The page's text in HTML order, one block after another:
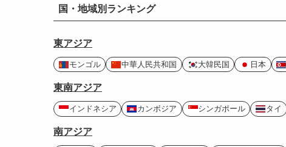
国・地域別ランキング
東アジア
モンゴル 中華人民共和国 大韓民国 日本
東南アジア
インドネシア カンボジア シンガポール タイ
南アジア